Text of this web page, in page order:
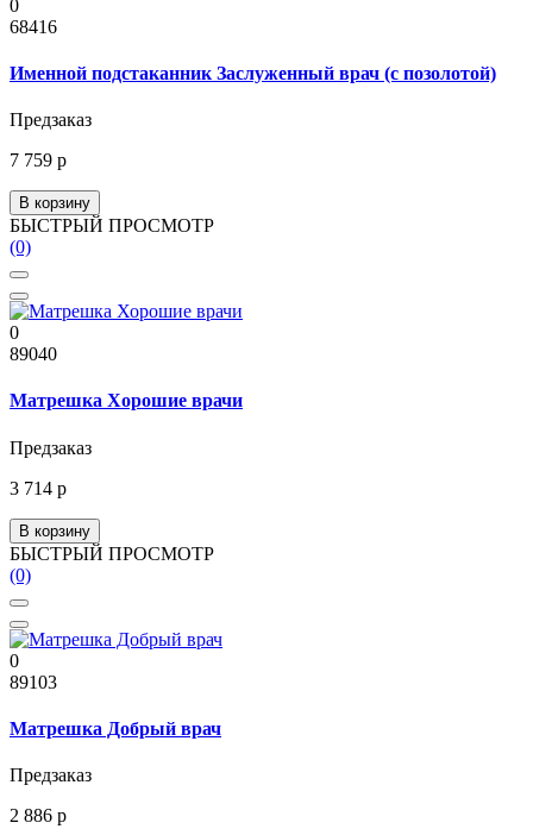
0
68416
Именной подстаканник Заслуженный врач (с позолотой)
Предзаказ
7 759 р
В корзину
БЫСТРЫЙ ПРОСМОТР
(0)
0
89040
Матрешка Хорошие врачи
Предзаказ
3 714 р
В корзину
БЫСТРЫЙ ПРОСМОТР
(0)
0
89103
Матрешка Добрый врач
Предзаказ
2 886 р